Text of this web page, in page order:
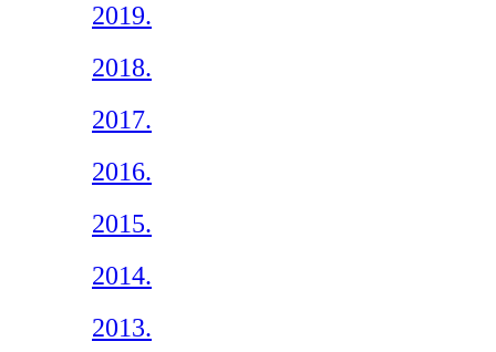
2019.
2018.
2017.
2016.
2015.
2014.
2013.